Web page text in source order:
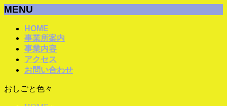
MENU
ば
HOME
事業所案内
事業内容
アクセス
お問い合わせ
おしごと色々